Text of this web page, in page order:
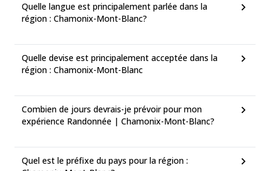
Quelle langue est principalement parlée dans la
région : Chamonix-Mont-Blanc?
Quelle devise est principalement acceptée dans la
région : Chamonix-Mont-Blanc
Combien de jours devrais-je prévoir pour mon
expérience Randonnée | Chamonix-Mont-Blanc?
Quel est le préfixe du pays pour la région :